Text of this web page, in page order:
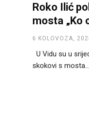
Roko Ilić
mosta „Ko
6 KOLOVOZA,
U Vidu su u
skokovi s mosta...